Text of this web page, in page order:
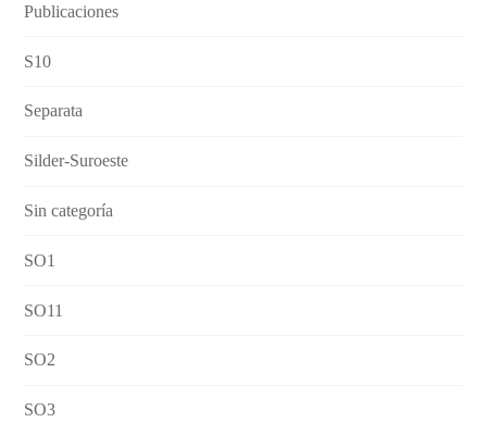
Publicaciones
S10
Separata
Silder-Suroeste
Sin categoría
SO1
SO11
SO2
SO3